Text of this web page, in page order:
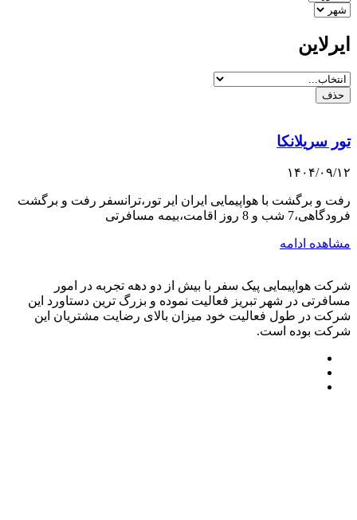
ایرلاین
حذف
تور سریلانکا
۱۴۰۴/۰۹/۱۲
رفت و برگشت با هواپیمایی ایران ایر تور،ترانسفر رفت و برگشت
فرودگاهی،7 شب و 8 روز اقامت،بیمه مسافرتی
مشاهده ادامه
شرکت هواپیمایی پیک سفر با بیش از دو دهه تجربه در امور
مسافرتی در شهر تبریز فعالیت نموده و بزرگ ترین دستاورد این
شرکت در طول فعالیت خود میزان بالای رضایت مشتریان این
شرکت بوده است.